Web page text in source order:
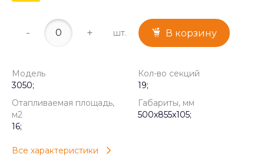
- + шт. В корзину
Модель
3050;
Кол-во секций
19;
Отапливаемая площадь,
м2
16;
Габариты, мм
500x855x105;
Все характеристики